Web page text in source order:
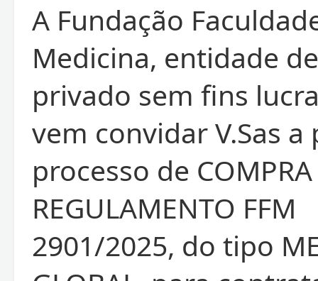
A Fundação
Medicina, entidade
privado sem fins
vem convidar V.Sas
processo de COMPRA
REGULAMENTO FFM
2901/2025, do tipo